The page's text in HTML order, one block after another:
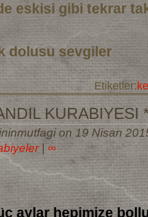
eskisi gibi tekrar
dolusu sevgiler
Etiketler:
KURABIYESI
on 19 Nisan
∞
aylar hepimize